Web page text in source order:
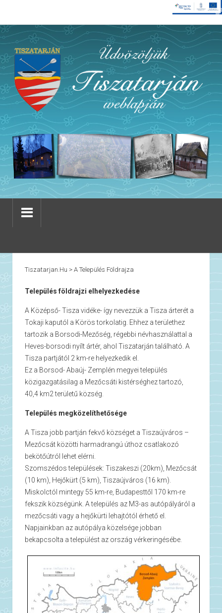
Tiszatarjan.hu > A Település Földrajza
Település földrajzi elhelyezkedése
A Középső- Tisza vidéke- így nevezzük a Tisza árterét a
Tokaji kaputól a Körös torkolatig. Ehhez a területhez
tartozik a Borsodi-Mezőség, régebbi névhasználattal a
Heves-borsodi nyílt ártér, ahol Tiszatarján található. A
Tisza partjától 2 km-re helyezkedik el.
Ez a Borsod- Abaúj- Zemplén megyei település
közigazgatásilag a Mezőcsáti kistérséghez tartozó,
40,4 km2 területű község.
Település megközelíthetősége
A Tisza jobb partján fekvő községet a Tiszaújváros –
Mezőcsát közötti harmadrangú úthoz csatlakozó
bekötőútról lehet elérni.
Szomszédos települések: Tiszakeszi (20km), Mezőcsát
(10 km), Hejőkürt (5 km), Tiszaújváros (16 km).
Miskolctól mintegy 55 km-re, Budapesttől 170 km-re
fekszik községünk. A település az M3-as autópályáról a
mezőcsáti vagy a hejőkürti lehajtótól érhető el.
Napjainkban az autópálya közelsége jobban
bekapcsolta a települést az ország vérkeringésébe.